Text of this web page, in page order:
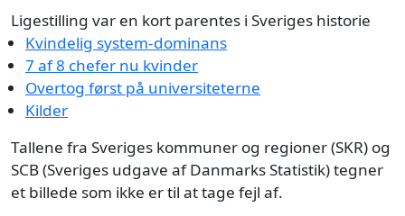
Ligestilling var en kort parentes i Sveriges historie
Kvindelig system-dominans
7 af 8 chefer nu kvinder
Overtog først på universiteterne
Kilder
Tallene fra Sveriges kommuner og regioner (SKR) og
SCB (Sveriges udgave af Danmarks Statistik) tegner
et billede som ikke er til at tage fejl af.